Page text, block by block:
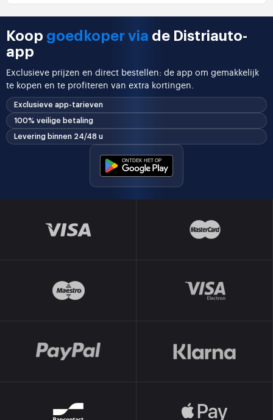
Koop goedkoper via de Distriauto-
app
Exclusieve prijzen en direct bestellen: de app om gemakkelijk
te kopen en te profiteren van extra kortingen.
Exclusieve app-tarieven
100% veilige betaling
Levering binnen 24/48 u